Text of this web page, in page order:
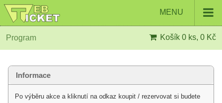
MENU
Program Košík 0 ks, 0 Kč
Informace
Po výběru akce a kliknutí na odkaz koupit / rezervovat si budete